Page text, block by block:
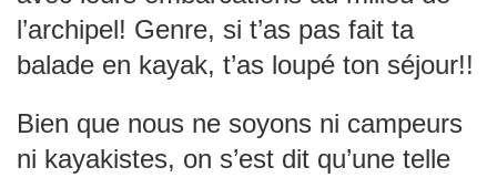
l’archipel! Genre, si t’as pas fait ta
balade en kayak, t’as loupé ton séjour!!
Bien que nous ne soyons ni campeurs
ni kayakistes, on s’est dit qu’une telle